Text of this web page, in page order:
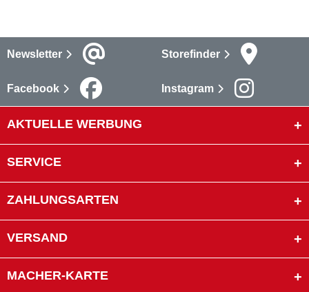
Newsletter Storefinder
Facebook Instagram
AKTUELLE WERBUNG
SERVICE
ZAHLUNGSARTEN
VERSAND
MACHER-KARTE